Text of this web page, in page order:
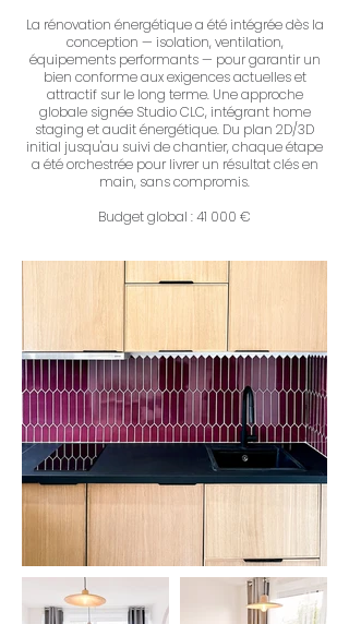
La rénovation énergétique a été intégrée dès la
conception — isolation, ventilation,
équipements performants — pour garantir un
bien conforme aux exigences actuelles et
attractif sur le long terme. Une approche
globale signée Studio CLC, intégrant home
staging et audit énergétique. Du plan 2D/3D
initial jusqu'au suivi de chantier, chaque étape
a été orchestrée pour livrer un résultat clés en
main, sans compromis.
Budget global : 41 000 €